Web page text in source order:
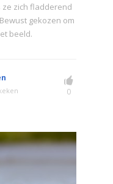
ze zich fladderend
gekozen om
beeld.
0